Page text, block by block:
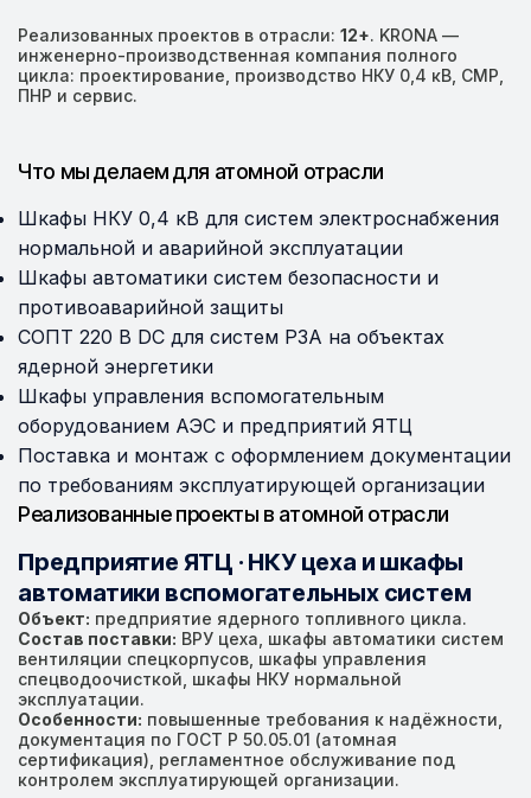
Реализованных проектов в отрасли: 12+. KRONA —
инженерно-производственная компания полного
цикла: проектирование, производство НКУ 0,4 кВ, СМР,
ПНР и сервис.
Что мы делаем для атомной отрасли
Шкафы НКУ 0,4 кВ для систем электроснабжения
нормальной и аварийной эксплуатации
Шкафы автоматики систем безопасности и
противоаварийной защиты
СОПТ 220 В DC для систем РЗА на объектах
ядерной энергетики
Шкафы управления вспомогательным
оборудованием АЭС и предприятий ЯТЦ
Поставка и монтаж с оформлением документации
по требованиям эксплуатирующей организации
Реализованные проекты в атомной отрасли
Предприятие ЯТЦ · НКУ цеха и шкафы
автоматики вспомогательных систем
Объект: предприятие ядерного топливного цикла.
Состав поставки: ВРУ цеха, шкафы автоматики систем
вентиляции спецкорпусов, шкафы управления
спецводоочисткой, шкафы НКУ нормальной
эксплуатации.
Особенности: повышенные требования к надёжности,
документация по ГОСТ Р 50.05.01 (атомная
сертификация), регламентное обслуживание под
контролем эксплуатирующей организации.